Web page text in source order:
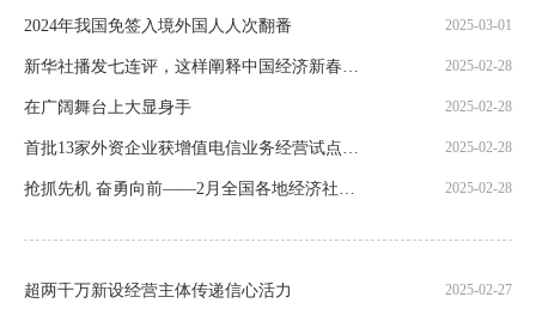
2024年我国免签入境外国人人次翻番 2025-03-01
新华社播发七连评，这样阐释中国经济新春新气象 2025-02-28
在广阔舞台上大显身手 2025-02-28
首批13家外资企业获增值电信业务经营试点批复 2025-02-28
抢抓先机 奋勇向前——2月全国各地经济社会发展观察 2025-02-28
超两千万新设经营主体传递信心活力 2025-02-27